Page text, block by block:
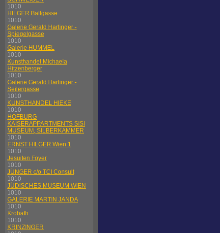
1010
HILGER Ballgasse
1010
Galerie Gerald Hartinger -
Spiegelgasse
1010
Galerie HUMMEL
1010
Kunsthandel Michaela
Hitzenberger
1010
Galerie Gerald Hartinger -
Seilergasse
1010
KUNSTHANDEL HIEKE
1010
HOFBURG
KAISERAPPARTMENTS SISI
MUSEUM, SILBERKAMMER
1010
ERNST HILGER Wien 1
1010
Jesuiten Foyer
1010
JÜNGER c/o TCI Consult
1010
JÜDISCHES MUSEUM WIEN
1010
GALERIE MARTIN JANDA
1010
Krobath
1010
KRINZINGER